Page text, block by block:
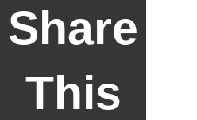
Share
This